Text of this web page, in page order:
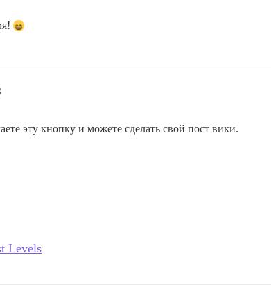
эту кнопку и можете сделать свой пост вики.
Levels